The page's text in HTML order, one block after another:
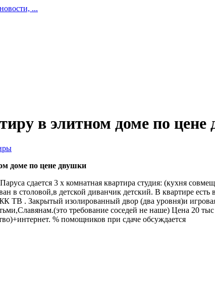
...
в элитном доме по
доме по цене двушки
сдается 3 х комнатная квартира студия: (кухня
в столовой,в детской диванчик детский. В квартире
ТВ . Закрытый изолированный двор (два уровня)и
требование соседей не наше) Цена 20
% помощников при сдаче обсуждается